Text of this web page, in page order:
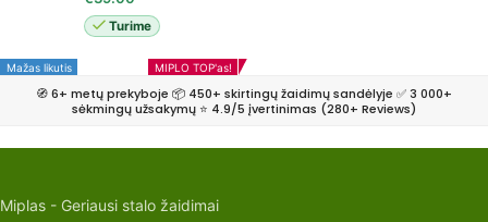
MIPLO TOP'as!
Mažas likutis
Turime
🧭 6+ metų prekyboje 📦 450+ skirtingų žaidimų sandėlyje ✅ 3 000+
sėkmingų užsakymų ⭐ 4.9/5 įvertinimas (280+ Reviews)
Miplas - Geriausi stalo žaidimai